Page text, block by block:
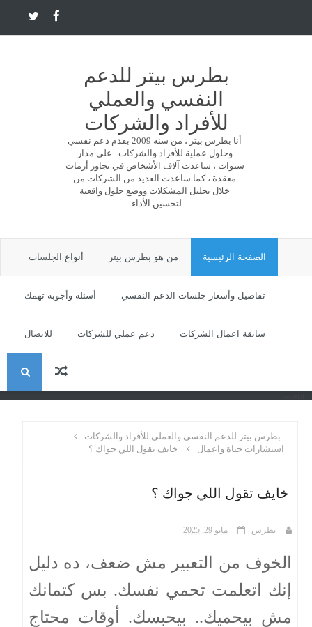
بطرس بيتر للدعم
النفسي والعملي
للأفراد والشركات
أنا بطرس بيتر ، من سنة 2009 بقدم دعم نفسي
وحلول عملية للأفراد والشركات . على مدار
سنوات ، ساعدت آلاف الأشخاص في تجاوز أزمات
معقدة ، كما ساعدت العديد من الشركات من
خلال تحليل المشكلات ووضع حلول واقعية
لتحسين الأداء .
الصفحة الرئيسية من هو بطرس بيتر أنواع الجلسات
تفاصيل وأسعار جلسات الدعم النفسي أسئلة وأجوبة تهمك
سابقة اعمال الشركات دعم عملي للشركات للاتصال
ا
بطرس بيتر للدعم النفسي والعملي للأفراد والشركات
استشارات حياة واعمال
خايف تقول اللي جواك ؟
خايف تقول اللي جواك ؟
بطرس مايو 29, 2025
الخوف من التعبير مش ضعف، ده دليل
إنك اتعلمت تحمي نفسك. بس كتمانك
مش بيحميك.. بيحبسك. أوقات محتاج